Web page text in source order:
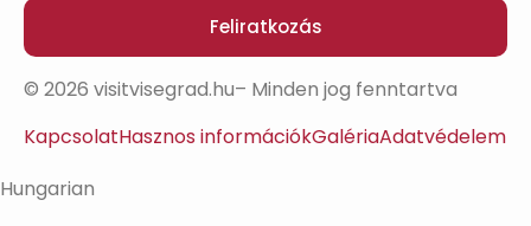
Feliratkozás
© 2026 visitvisegrad.hu– Minden jog fenntartva
KapcsolatHasznos információkGalériaAdatvédelem
Hungarian